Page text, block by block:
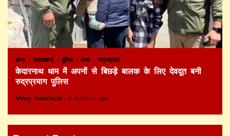
अन्य उत्तराखण्ड पुलिस राज्य रुद्रप्रयाग
केदारनाथ धाम में अपनों से बिछड़े बालक के लिए देवदूत बनी
रुद्रप्रयाग पुलिस
Vinay Kainthola 4 months ago